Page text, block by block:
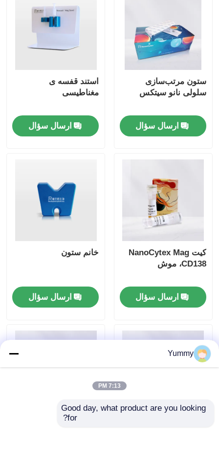
ستون مرتب‌سازی
سلولی نانو سیتکس
ارسال سؤال
استند قفسه ی
مغناطیسی
ارسال سؤال
کیت NanoCytex Mag
CD138، موش
ارسال سؤال
خانم ستون
ارسال سؤال
Yummy
7:13 PM
Good day, what product are you looking
for?